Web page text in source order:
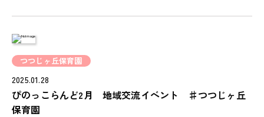
お知らせ
会社概要
採用情報
つつじヶ丘保育園
2025.01.28
ぴのっこらんど2月 地域交流イベント ♯つつじヶ丘
保育園